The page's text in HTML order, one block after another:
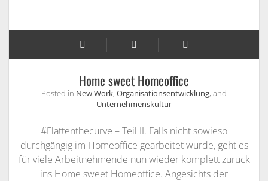
Home sweet Homeoffice
Posted in New Work, Organisationsentwicklung, and
Unternehmenskultur
#Flattenthecurve – Teil II. Falls nicht sowieso
durchgängig im Homeoffice gearbeitet wurde, geht es
für viele Arbeitnehmende nun wieder komplett zurück
ins Home sweet Homeoffice. Angesichts der